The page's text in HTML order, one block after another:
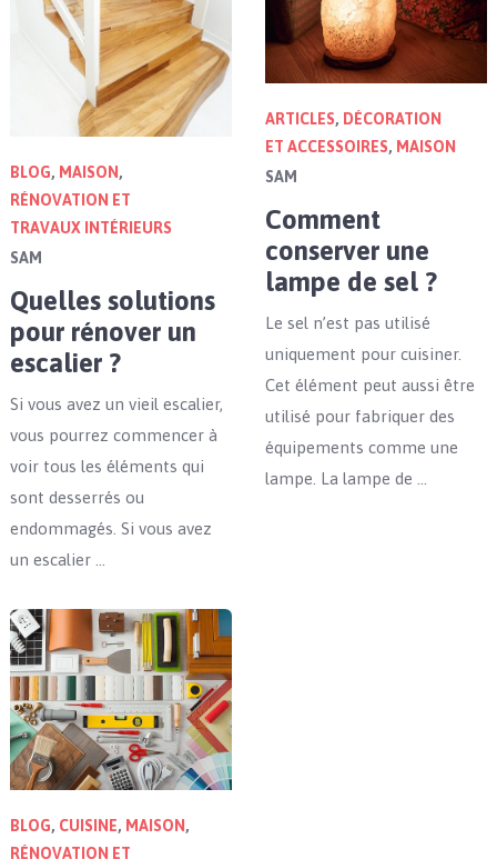
BLOG, MAISON ,
RÉNOVATION ET
TRAVAUX INTÉRIEURS
SAM
Quelles solutions
pour rénover un
escalier ?
Si vous avez un vieil escalier,
vous pourrez commencer à
voir tous les éléments qui
sont desserrés ou
endommagés. Si vous avez
un escalier …
ARTICLES, DÉCORATION
ET ACCESSOIRES, MAISON
SAM
Comment
conserver une
lampe de sel ?
Le sel n’est pas utilisé
uniquement pour cuisiner.
Cet élément peut aussi être
utilisé pour fabriquer des
équipements comme une
lampe. La lampe de …
BLOG, CUISINE, MAISON ,
RÉNOVATION ET